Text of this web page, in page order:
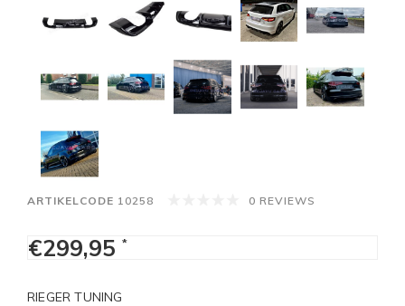
ARTIKELCODE 10258 0 REVIEWS
€299,95 *
RIEGER TUNING